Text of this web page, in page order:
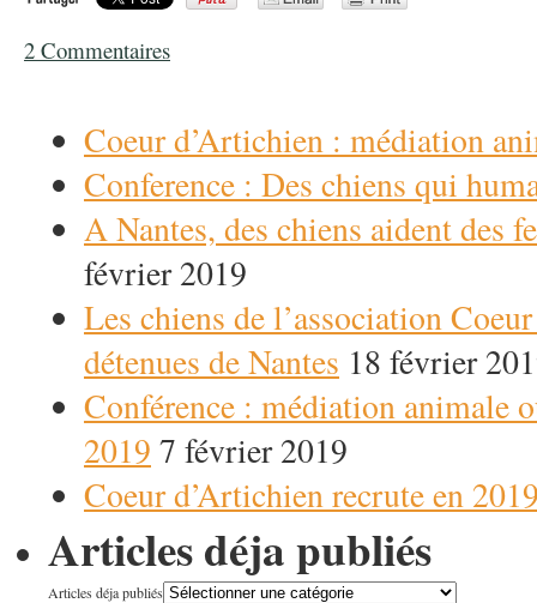
2 Commentaires
Coeur d’Artichien : médiation
Conference : Des chiens qui
A Nantes, des chiens aident des
février 2019
Les chiens de l’association
détenues de Nantes 18 février
Conférence : médiation animale
2019 7 février 2019
Coeur d’Artichien recrute en
Articles déja publiés
Articles déja publiés